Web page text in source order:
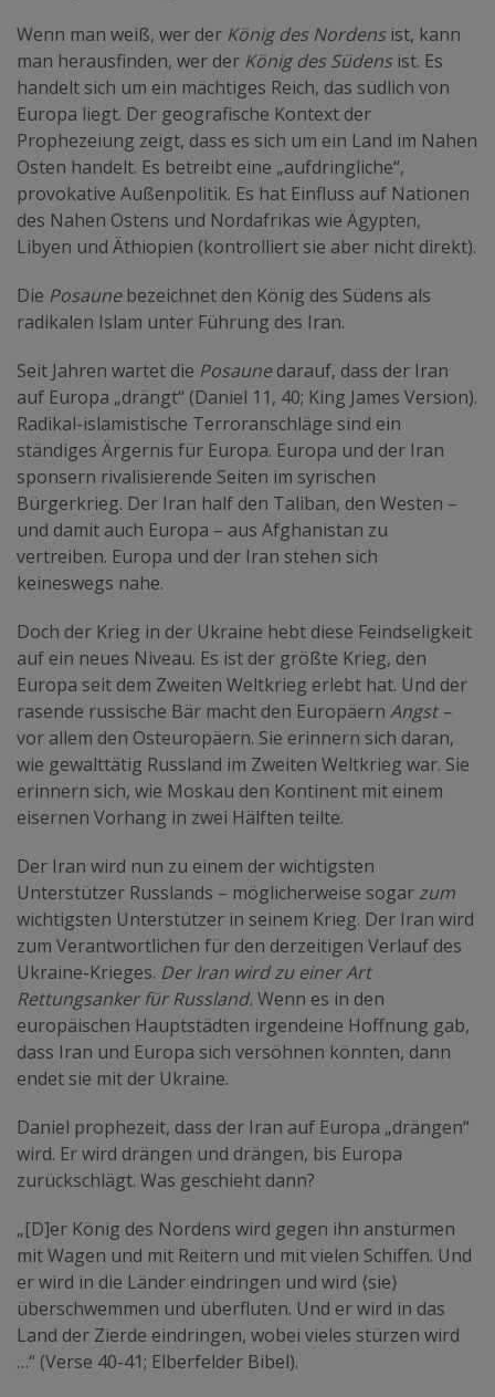
Wenn man weiß, wer der König des Nordensist, kann
man herausfinden, wer der König des Südensist. Es
handelt sich um ein mächtiges Reich, das südlich von
Europa liegt. Der geografische Kontext der
Prophezeiung zeigt, dass es sich um ein Land im Nahen
Osten handelt. Es betreibt eine „aufdringliche“,
provokative Außenpolitik. Es hat Einfluss auf Nationen
des Nahen Ostens und Nordafrikas wie Ägypten,
Libyen und Äthiopien (kontrolliert sie aber nicht direkt).
Die Posaunebezeichnet den König des Südens als
radikalen Islam unter Führung des Iran.
Seit Jahren wartet die Posaunedarauf, dass der Iran
auf Europa „drängt“ (Daniel 11, 40; King James Version).
Radikal-islamistische Terroranschläge sind ein
ständiges Ärgernis für Europa. Europa und der Iran
sponsern rivalisierende Seiten im syrischen
Bürgerkrieg. Der Iran half den Taliban, den Westen –
und damit auch Europa – aus Afghanistan zu
vertreiben. Europa und der Iran stehen sich
keineswegs nahe.
Doch der Krieg in der Ukraine hebt diese Feindseligkeit
auf ein neues Niveau. Es ist der größte Krieg, den
Europa seit dem Zweiten Weltkrieg erlebt hat. Und der
rasende russische Bär macht den Europäern Angst –
vor allem den Osteuropäern. Sie erinnern sich daran,
wie gewalttätig Russland im Zweiten Weltkrieg war. Sie
erinnern sich, wie Moskau den Kontinent mit einem
eisernen Vorhang in zwei Hälften teilte.
Der Iran wird nun zu einem der wichtigsten
Unterstützer Russlands – möglicherweise sogar zum
wichtigsten Unterstützer in seinem Krieg. Der Iran wird
zum Verantwortlichen für den derzeitigen Verlauf des
Ukraine-Krieges. Der Iran wird zu einer Art
Rettungsanker für Russland. Wenn es in den
europäischen Hauptstädten irgendeine Hoffnung gab,
dass Iran und Europa sich versöhnen könnten, dann
endet sie mit der Ukraine.
Daniel prophezeit, dass der Iran auf Europa „drängen“
wird. Er wird drängen und drängen, bis Europa
zurückschlägt. Was geschieht dann?
„[D]er König des Nordens wird gegen ihn anstürmen
mit Wagen und mit Reitern und mit vielen Schiffen. Und
er wird in die Länder eindringen und wird ⟨sie⟩
überschwemmen und überfluten. Und er wird in das
Land der Zierde eindringen, wobei vieles stürzen wird
…“ (Verse 40-41; Elberfelder Bibel).